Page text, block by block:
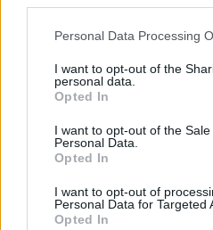
Personal Data Processing
I want to opt-out of the
personal data.
Opted In
I want to opt-out of the
Personal Data.
Opted In
I want to opt-out of
Personal Data for Targeted
Opted In
2026. augusztus 09.,